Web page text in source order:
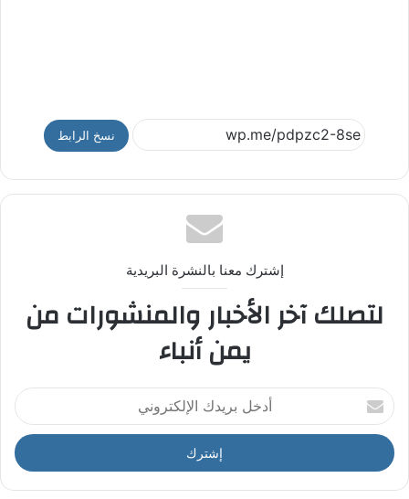
نسخ الرابط
إشترك معنا بالنشرة البريدية
لتصلك آخر الأخبار والمنشورات من
يمن أنباء
أ
د
خ
ل
ر